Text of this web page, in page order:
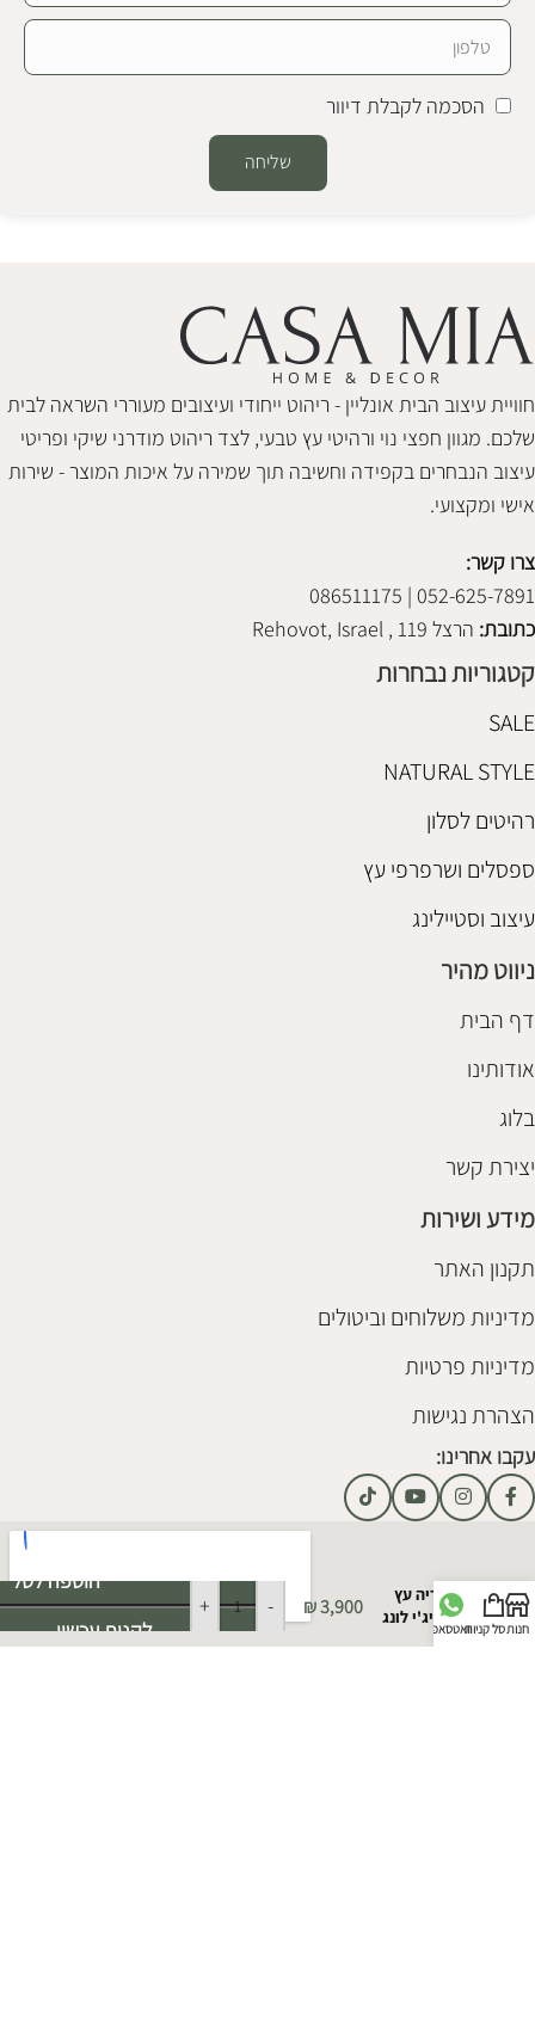
הסכמה לקבלת דיוור
שליחה
חוויית עיצוב הבית אונליין - ריהוט ייחודי ועיצובים מעוררי השראה לבית
שלכם. מגוון חפצי נוי ורהיטי עץ טבעי, לצד ריהוט מודרני שיקי ופריטי
עיצוב הנבחרים בקפידה וחשיבה תוך שמירה על איכות המוצר - שירות
אישי ומקצועי.
צרו קשר:
052-625-7891 | 086511175
כתובת: הרצל 119 , Rehovot, Israel
קטגוריות נבחרות
SALE
NATURAL STYLE
רהיטים לסלון
ספסלים ושרפרפי עץ
עיצוב וסטיילינג
ניווט מהיר
דף הבית
אודותינו
בלוג
יצירת קשר
מידע ושירות
תקנון האתר
מדיניות משלוחים וביטולים
מדיניות פרטיות
הצהרת נגישות
עקבו אחרינו:
חנותסל קניותוואטסאפ
ספריה עץ
לואיג'י לונג
₪3,900
-
+
הוספה לסל
לקנות עכשיו